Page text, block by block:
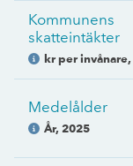
Kommunens
skatteintäkter
kr per invånare,
Medelålder
År, 2025